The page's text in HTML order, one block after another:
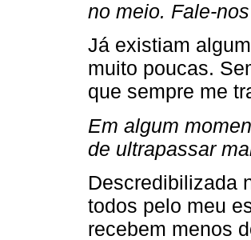
no meio. Fale-
Já existiam
muito poucas.
que sempre me
Em algum
de ultrapassar
Descredibilizada
todos pelo meu
recebem menos